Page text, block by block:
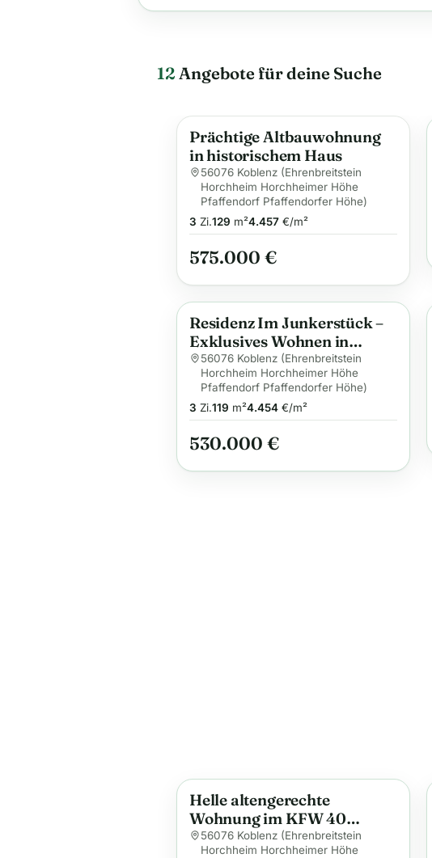
12 Angebote für deine Suche
Prächtige Altbauwohnung
in historischem Haus
56076 Koblenz (Ehrenbreitstein
Horchheim Horchheimer Höhe
Pfaffendorf Pfaffendorfer Höhe)
3 Zi.129 m²4.457 €/m²
575.000 €
Anzeige
Residenz Im Junkerstück –
Exklusives Wohnen in
ruhiger Lage von Koblenz
56076 Koblenz (Ehrenbreitstein
Horchheim Horchheimer Höhe
Pfaffendorf Pfaffendorfer Höhe)
3 Zi.119 m²4.454 €/m²
530.000 €
Anzeige
Helle altengerechte
Wohnung im KFW 40
Energiesparhaus in ruhiger
56076 Koblenz (Ehrenbreitstein
Horchheim Horchheimer Höhe